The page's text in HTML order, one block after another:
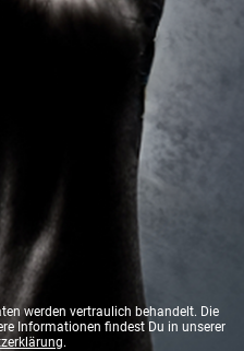
werden vertraulich behandelt. Die
Informationen findest Du in unserer
.